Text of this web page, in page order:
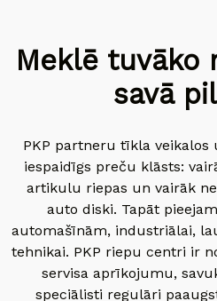
Meklē tuvāko
savā
PKP partneru tīkla veikalos
iespaidīgs preču klāsts:
artikulu riepas un vairāk
auto diski. Tapāt
automašīnām, industriālai,
tehnikai. PKP riepu centri ir
servisa aprīkojumu,
speciālisti regulāri